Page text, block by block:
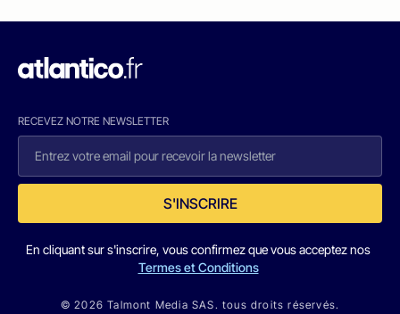
RECEVEZ NOTRE NEWSLETTER
S'INSCRIRE
En cliquant sur s'inscrire, vous confirmez que vous acceptez nos
Termes et Conditions
© 2026 Talmont Media SAS. tous droits réservés.